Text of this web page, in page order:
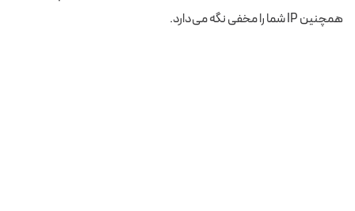
همچنین IP شما را مخفی نگه می‌دارد.